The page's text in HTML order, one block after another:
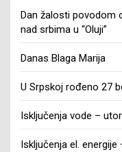
Dan žalosti povodom
nad srbima u “Oluji”
Danas Blaga Marija
U Srpskoj rođeno 27
Isključenja vode –
Isključenja el.